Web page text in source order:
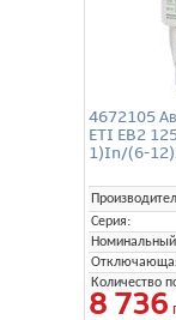
4672105
ETI EB2
1)In/(6-
Серия:
Количество
8 736